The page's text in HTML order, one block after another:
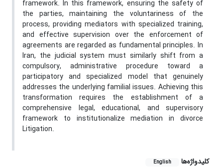
framework. In this framework, ensuring the safety of
the parties, maintaining the voluntariness of the
process, providing mediators with specialized training,
and effective supervision over the enforcement of
agreements are regarded as fundamental principles. In
Iran, the judicial system must similarly shift from a
compulsory, administrative procedure toward a
participatory and specialized model that genuinely
addresses the underlying familial issues. Achieving this
transformation requires the establishment of a
comprehensive legal, educational, and supervisory
framework to institutionalize mediation in divorce
Litigation.
کلیدواژه‌ها English